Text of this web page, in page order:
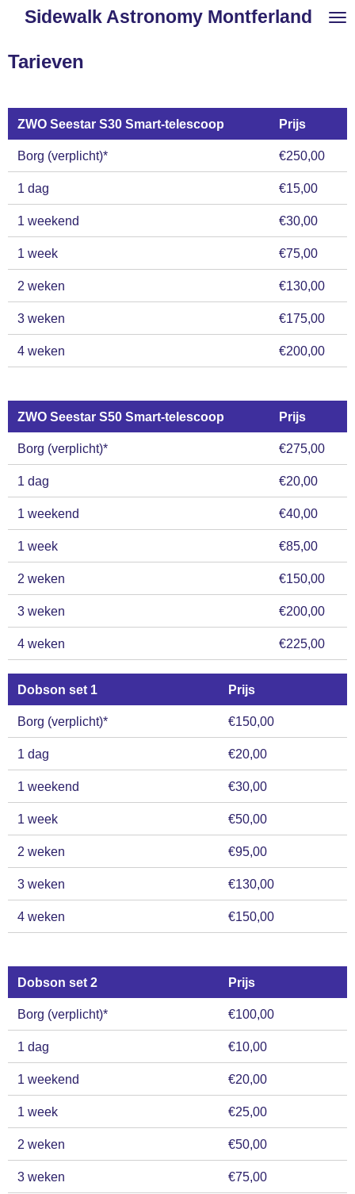
naar
Sidewalk Astronomy Montferland
Tarieven
ZWO Seestar S30 Smart-telescoop Prijs
Borg (verplicht)* €250,00
1 dag €15,00
1 weekend €30,00
1 week €75,00
2 weken €130,00
3 weken €175,00
4 weken €200,00
ZWO Seestar S50 Smart-telescoop Prijs
Borg (verplicht)* €275,00
1 dag €20,00
1 weekend €40,00
1 week €85,00
2 weken €150,00
3 weken €200,00
4 weken €225,00
Dobson set 1 Prijs
Borg (verplicht)* €150,00
1 dag €20,00
1 weekend €30,00
1 week €50,00
2 weken €95,00
3 weken €130,00
4 weken €150,00
Dobson set 2 Prijs
Borg (verplicht)* €100,00
1 dag €10,00
1 weekend €20,00
1 week €25,00
2 weken €50,00
3 weken €75,00